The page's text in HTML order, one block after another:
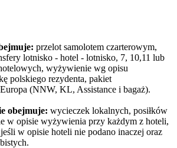
przelot samolotem czarterowym,
lotnisko - hotel - lotnisko, 7, 10,11 lub
wyżywienie wg opisu
polskiego rezydenta, pakiet
(NNW, KL, Assistance i bagaż).
obejmuje: wycieczek lokalnych, posiłków
w opisie wyżywienia przy każdym z hoteli,
w opisie hoteli nie podano inaczej oraz